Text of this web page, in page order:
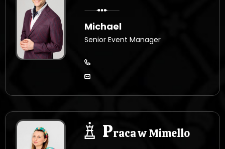
Michael
Senior Event Manager
Praca w Mimello